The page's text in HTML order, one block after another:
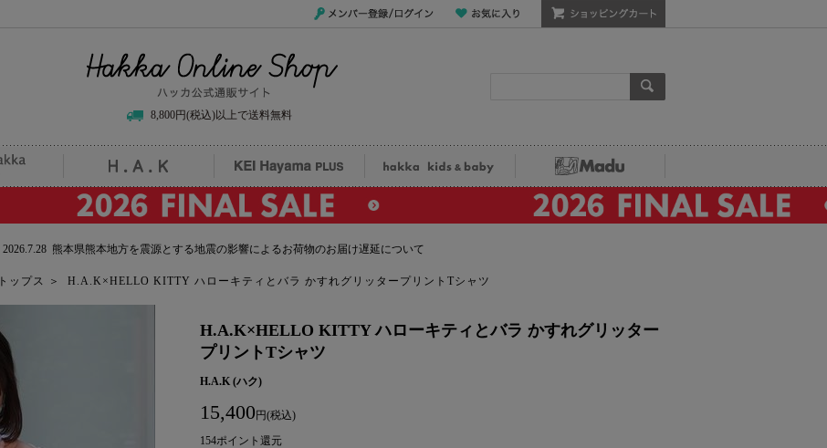
8,800円(税込)以上で送料無料
H.A.K KEI Hayama PLUS Madu
2026.7.28 熊本県熊本地方を震源とする地震の影響によるお荷物のお届け遅延について
トップス ＞ H.A.K×HELLO KITTY ハローキティとバラ かすれグリッタープリントTシャツ
H.A.K×HELLO KITTY ハローキティとバラ かすれグリッター
プリントTシャツ
H.A.K (ハク)
15,400 円(税込)
154ポイント還元